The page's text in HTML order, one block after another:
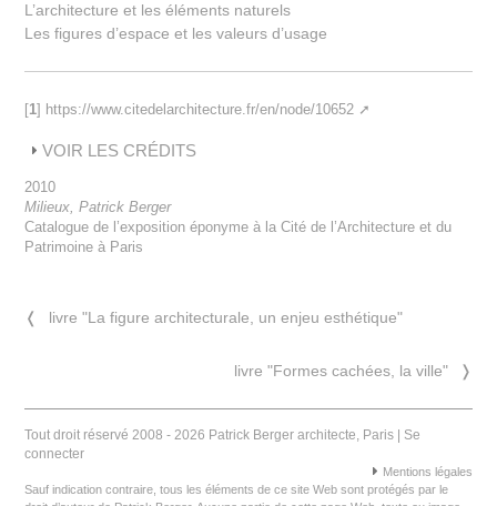
L’architecture et les éléments naturels
Les figures d’espace et les valeurs d’usage
[1] https://www.citedelarchitecture.fr/en/node/10652
VOIR LES CRÉDITS
2010
Milieux, Patrick Berger
Catalogue de l’exposition éponyme à la Cité de l’Architecture et du
Patrimoine à Paris
❬ livre "La figure architecturale, un enjeu esthétique"
livre "Formes cachées, la ville" ❭
Tout droit réservé 2008 - 2026 Patrick Berger architecte, Paris | Se
connecter
Mentions légales
Sauf indication contraire, tous les éléments de ce site Web sont protégés par le